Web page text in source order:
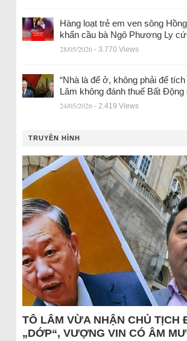
Hàng loạt trẻ em ven sông
khẩn cầu bà Ngô Phương Ly
28/05/2026 - 3.770 Views
“Nhà là để ở, không phải để
Lâm không đánh thuế Bất Động
24/05/2026 - 2.419 Views
TRUYỀN HÌNH
TÔ LÂM VỪA NHẬN CHỦ TỊCH
„DỚP“, VƯỢNG VIN CÓ ÂM